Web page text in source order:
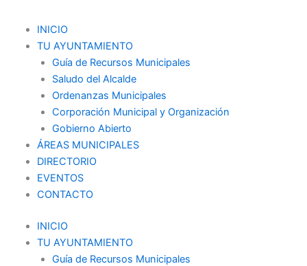
contenido
INICIO
TU AYUNTAMIENTO
Guía de Recursos Municipales
Saludo del Alcalde
Ordenanzas Municipales
Corporación Municipal y Organización
Gobierno Abierto
ÁREAS MUNICIPALES
DIRECTORIO
EVENTOS
CONTACTO
Menu
INICIO
TU AYUNTAMIENTO
Guía de Recursos Municipales